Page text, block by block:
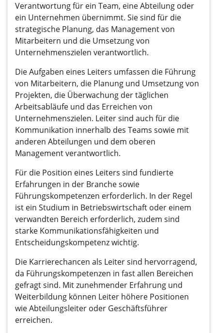
Verantwortung für ein Team, eine Abteilung oder
ein Unternehmen übernimmt. Sie sind für die
strategische Planung, das Management von
Mitarbeitern und die Umsetzung von
Unternehmenszielen verantwortlich.
Die Aufgaben eines Leiters umfassen die Führung
von Mitarbeitern, die Planung und Umsetzung von
Projekten, die Überwachung der täglichen
Arbeitsabläufe und das Erreichen von
Unternehmenszielen. Leiter sind auch für die
Kommunikation innerhalb des Teams sowie mit
anderen Abteilungen und dem oberen
Management verantwortlich.
Für die Position eines Leiters sind fundierte
Erfahrungen in der Branche sowie
Führungskompetenzen erforderlich. In der Regel
ist ein Studium in Betriebswirtschaft oder einem
verwandten Bereich erforderlich, zudem sind
starke Kommunikationsfähigkeiten und
Entscheidungskompetenz wichtig.
Die Karrierechancen als Leiter sind hervorragend,
da Führungskompetenzen in fast allen Bereichen
gefragt sind. Mit zunehmender Erfahrung und
Weiterbildung können Leiter höhere Positionen
wie Abteilungsleiter oder Geschäftsführer
erreichen.